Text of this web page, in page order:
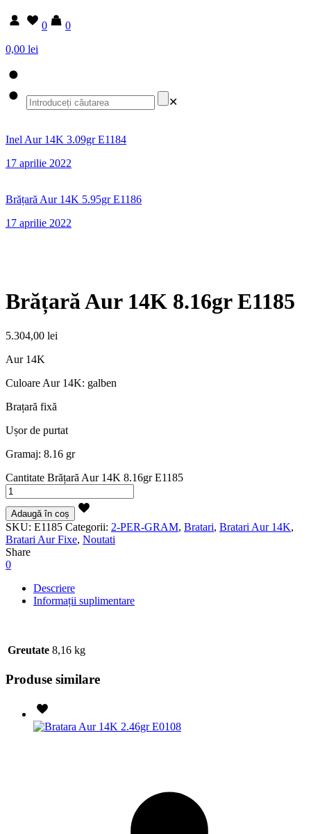
0
0
0,00 lei
✕
Inel Aur 14K 3.09gr E1184
17 aprilie 2022
Brățară Aur 14K 5.95gr E1186
17 aprilie 2022
Brățară Aur 14K 8.16gr E1185
5.304,00 lei
Aur 14K
Culoare Aur 14K: galben
Brațară fixă
Ușor de purtat
Gramaj: 8.16 gr
Cantitate Brățară Aur 14K 8.16gr E1185
Adaugă în coș
SKU: E1185 Categorii: 2-PER-GRAM, Bratari, Bratari Aur 14K,
Bratari Aur Fixe, Noutati
Share
0
Descriere
Informații suplimentare
Greutate 8,16 kg
Produse similare